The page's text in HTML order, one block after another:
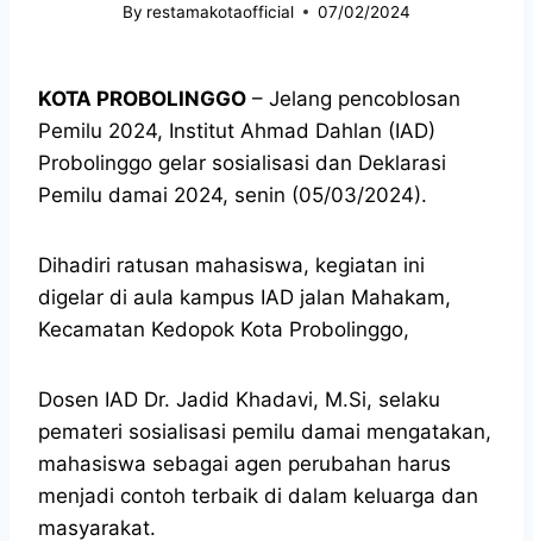
By restamakotaofficial 07/02/2024
KOTA PROBOLINGGO – Jelang pencoblosan
Pemilu 2024, Institut Ahmad Dahlan (IAD)
Probolinggo gelar sosialisasi dan Deklarasi
Pemilu damai 2024, senin (05/03/2024).
Dihadiri ratusan mahasiswa, kegiatan ini
digelar di aula kampus IAD jalan Mahakam,
Kecamatan Kedopok Kota Probolinggo,
Dosen IAD Dr. Jadid Khadavi, M.Si, selaku
pemateri sosialisasi pemilu damai mengatakan,
mahasiswa sebagai agen perubahan harus
menjadi contoh terbaik di dalam keluarga dan
masyarakat.